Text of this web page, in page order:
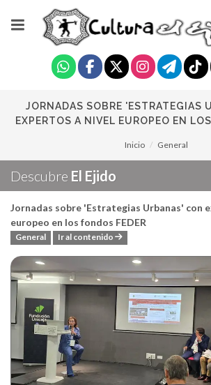
JORNADAS SOBRE 'ESTRATEGIAS
EXPERTOS A NIVEL EUROPEO EN
Inicio General
Descubre El Ejido
Jornadas sobre 'Estrategias Urbanas' con
europeo en los fondos FEDER
General Ir al contenido